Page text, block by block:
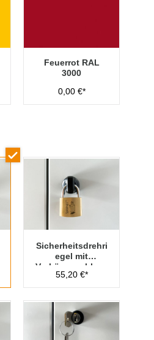
Feuerrot RAL
3000
0,00 €*
Sicherheitsdrehri
egel mit
Vorhängeschloss
Typ 1
55,20 €*